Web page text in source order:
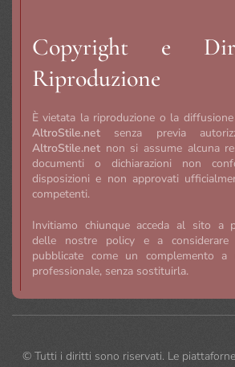
Copyright e
Riproduzione
È vietata la riproduzione o la
AltroStile.net senza previa
AltroStile.net non si assume alcuna
documenti o dichiarazioni non
disposizioni e non approvati
competenti.
Invitiamo chiunque acceda al sito a
delle nostre policy e a considerare
pubblicate come un complemento a
professionale, senza sostituirla.
© Tutti i diritti sono riservati. Le